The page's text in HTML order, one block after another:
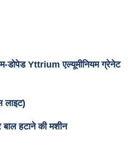
डोपेड Yttrium एल्यूमीनियम ग्रेनेट
लाइट)
हटाने की मशीन